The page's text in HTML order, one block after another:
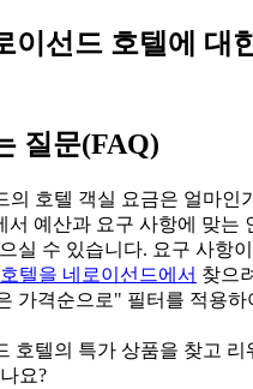
이선드 호텔에 대
질문(FAQ)
의 호텔 객실 요금은 얼마인
서 예산과 요구 사항에 맞는
실 수 있습니다. 요구 사항
텔을 네로이선드에서 찾으
가격순으로" 필터를 적용하
호텔의 특가 상품을 찾고 리
요?